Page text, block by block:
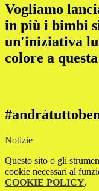
Vogliamo
in più i bimbi
un'iniziativa
colore a
Notizie
Questo sito o gli
cookie necessari al
COOKIE POLICY.